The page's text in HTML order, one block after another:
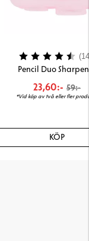
Pencil Duo
23,60:- 59:-
*Vid köp av två eller fler
KÖP
Betyg: